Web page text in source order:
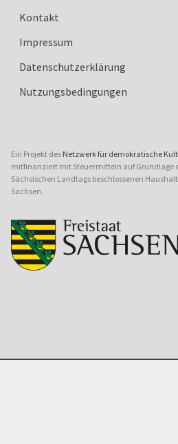
Kontakt
Impressum
Datenschutzerklärung
Nutzungsbedingungen
Ein Projekt des Netzwerk für demokratische
mitfinanziert mit Steuermitteln auf Grundlage
Sächsischen Landtags beschlossenen
Sachsen.